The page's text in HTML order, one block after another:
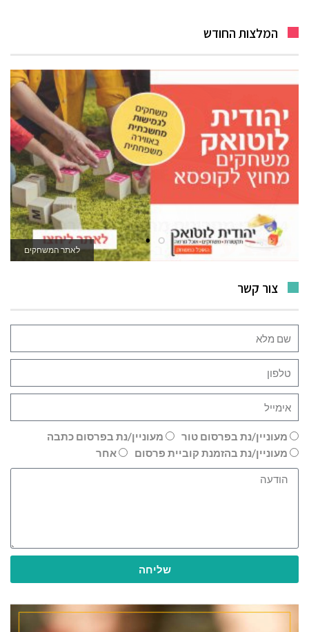
המלצות החודש
לאתר המשחקים
צור קשר
מעוניין/נת בפרסום טור
מעוניין/נת בפרסום כתבה
מעוניין/נת בהזמנת קוביית פרסום
אחר
שליחה